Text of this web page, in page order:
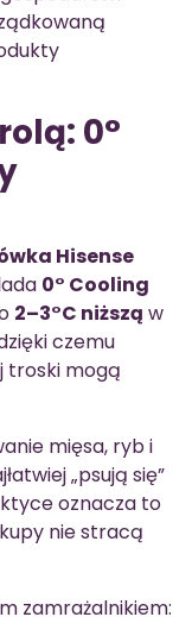
0°
Hisense
0° Cooling
2–3°C niższą w
czemu
troski mogą
mięsa, ryb i
„psują się”
oznacza to
nie stracą
zamrażalnikiem: